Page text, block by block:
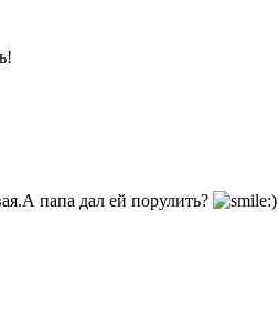
папа дал ей порулить?